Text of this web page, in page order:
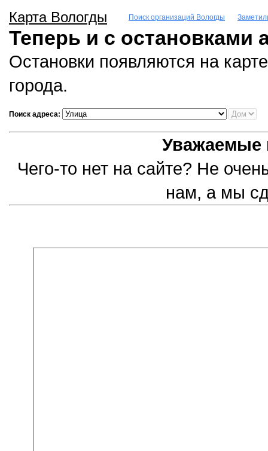
Карта Вологды Поиск организаций Вологды
Теперь и с остановками
Остановки появляются на
города.
Поиск адреса:
Уважаемые
Чего-то нет на сайте? Не
нам, а мы